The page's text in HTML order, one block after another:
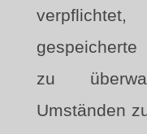
zu
Umständen